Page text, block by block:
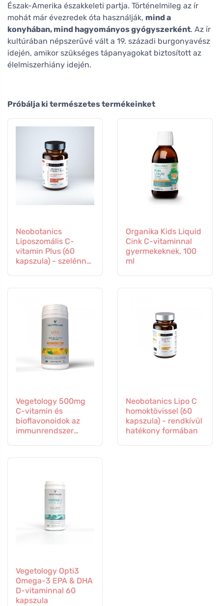
Észak-Amerika északkeleti partja. Történelmileg az ír
mohát már évezredek óta használják, mind a
konyhában, mind hagyományos gyógyszerként. Az ír
kultúrában népszerűvé vált a 19. századi burgonyavész
idején, amikor szükséges tápanyagokat biztosított az
élelmiszerhiány idején.
Próbálja ki természetes termékeinket
Neobotanics
Liposzomális C-
vitamin Plus (60
kapszula) - szelénnel
Organika Kids Liquid
Cink C-vitaminnal
gyermekeknek, 100
ml
Vegetology 500mg
C-vitamin és
bioflavonoidok az
immunrendszer
Neobotanics Lipo C
homoktövissel (60
kapszula) - rendkívül
hatékony formában
Vegetology Opti3
Omega-3 EPA & DHA
D-vitaminnal 60
kapszula